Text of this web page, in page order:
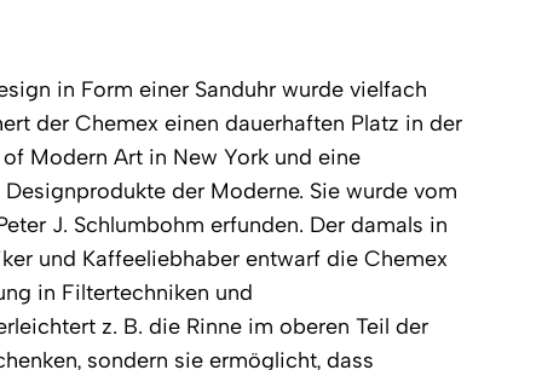
in Form einer Sanduhr wurde vielfach
der Chemex einen dauerhaften Platz in der
Modern Art in New York und eine
der Moderne. Sie wurde vom
J. Schlumbohm erfunden. Der damals in
und Kaffeeliebhaber entwarf die Chemex
in Filtertechniken und
z. B. die Rinne im oberen Teil der
sondern sie ermöglicht, dass